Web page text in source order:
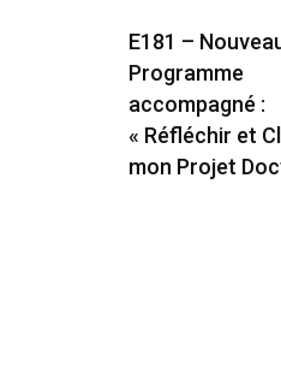
E181 –
Programme
accompagné :
« Réfléchir et
mon Projet